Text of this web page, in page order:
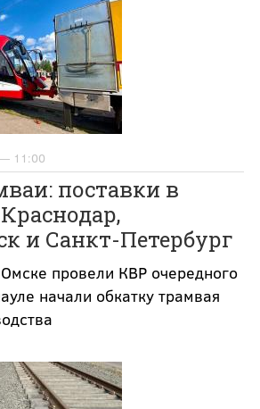
— 11:00
поставки в
и Санкт-Петербург
провели КВР очередного
начали обкатку трамвая